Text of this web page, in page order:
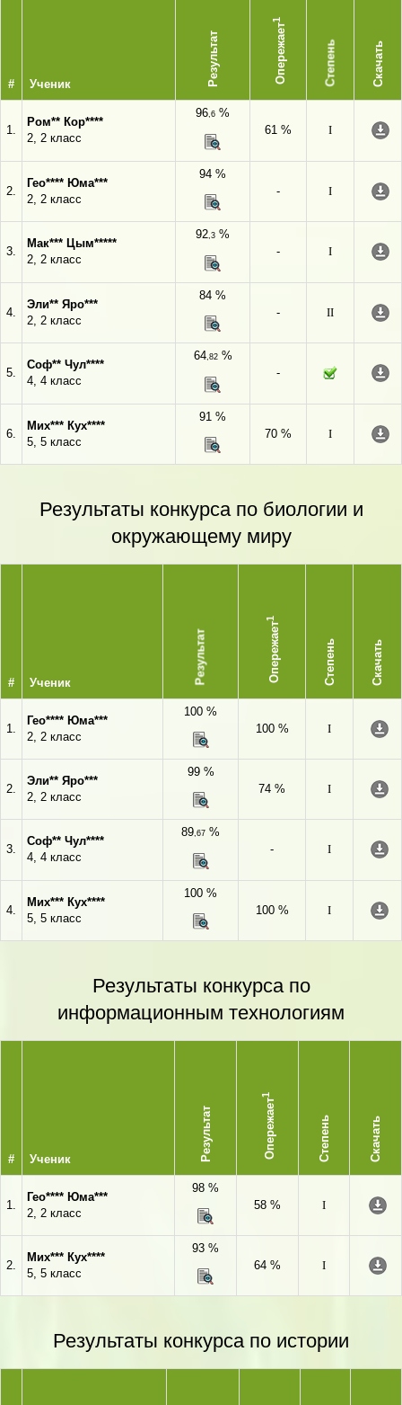
# Ученик Результат Опережает
1
Степень Скачать
1.
Ром** Кор****
2, 2 класс
96,6 %
61 %
I
2.
Гео**** Юма***
2, 2 класс
94 %
-
I
3.
Мак*** Цым*****
2, 2 класс
92,3 %
-
I
4.
Эли** Яро***
2, 2 класс
84 %
-
II
5.
Соф** Чул****
4, 4 класс
64,82%
-
6.
Мих*** Кух****
5, 5 класс
91 %
70 %
I
Результаты конкурса по биологии и
окружающему миру
# Ученик Результат Опережает
1
Степень Скачать
1.
Гео**** Юма***
2, 2 класс
100 %
100 %
I
2.
Эли** Яро***
2, 2 класс
99 %
74 %
I
3.
Соф** Чул****
4, 4 класс
89,67 %
-
I
4.
Мих*** Кух****
5, 5 класс
100 %
100 %
I
Результаты конкурса по
информационным технологиям
# Ученик Результат Опережает
1
Степень Скачать
1.
Гео**** Юма***
2, 2 класс
98 %
58 %
I
2.
Мих*** Кух****
5, 5 класс
93 %
64 %
I
Результаты конкурса по истории